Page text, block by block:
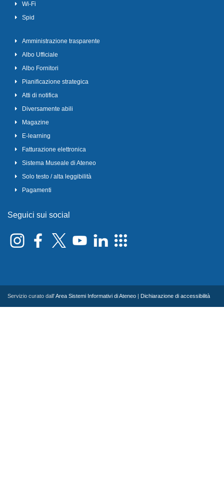
Wi-Fi
Spid
Amministrazione trasparente
Albo Ufficiale
Albo Fornitori
Pianificazione strategica
Atti di notifica
Diversamente abili
Magazine
E-learning
Fatturazione elettronica
Sistema Museale di Ateneo
Solo testo / alta leggibilità
Pagamenti
Seguici sui social
Servizio curato dall'Area Sistemi Informativi di Ateneo Dichiarazione di accessibilità